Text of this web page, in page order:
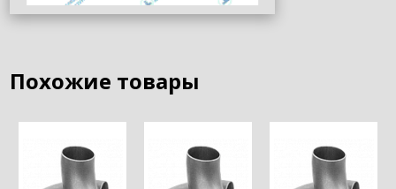
Похожие товары